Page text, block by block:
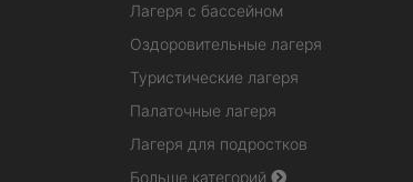
Лагеря с бассейном
Оздоровительные лагеря
Туристические лагеря
Палаточные лагеря
Лагеря для подростков
Больше категорий